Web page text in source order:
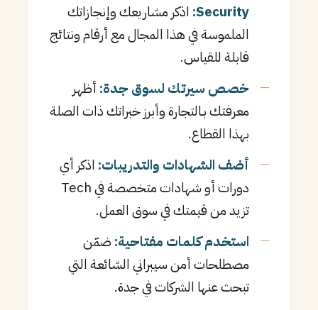
Security: اذكر مشاريعك وإنجازاتك
الملموسة في هذا المجال مع أرقام ونتائج
قابلة للقياس.
خصص سيرتك لسوق جدة: أظهر
معرفتك بـالتجارة وأبرز خبراتك ذات الصلة
بهذا القطاع.
أضف الشهادات والتدريبات: اذكر أي
دورات أو شهادات متخصصة في Tech
تزيد من قيمتك في سوق العمل.
استخدم كلمات مفتاحية: ضمّن
مصطلحات أمن سيبراني الشائعة التي
تبحث عنها الشركات في جدة.